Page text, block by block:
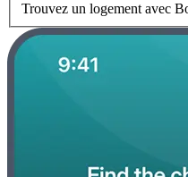
Trouvez un logement avec